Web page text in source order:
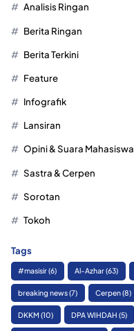
Analisis Ringan
Berita Ringan
Berita Terkini
Feature
Infografik
Lansiran
Opini & Suara Mahasiswa
Sastra & Cerpen
Sorotan
Tokoh
Tags
#masisir(6) Al-Azhar(63)
breaking news(7) Cerpen(8)
DKKM (10) DPA WIHDAH (5)